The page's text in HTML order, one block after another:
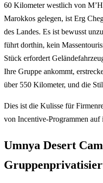
60 Kilometer westlich von
Marokkos gelegen, ist Erg
des Landes. Es ist bewusst
führt dorthin, kein
Stück erfordert
Ihre Gruppe ankommt,
über 550 Kilometer, und die
Dies ist die Kulisse für
von Incentive-Programmen
Umnya Desert